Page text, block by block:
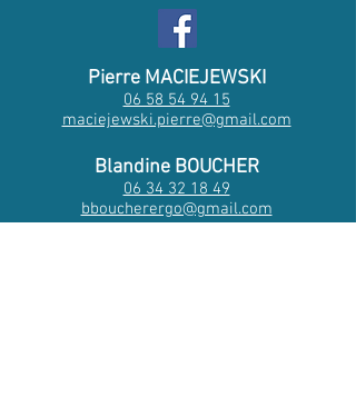
Pierre MACIEJEWSKI
06 58 54 94 15
maciejewski.pierre@gmail.com
Blandine BOUCHER
06 34 32 18 49
bboucherergo@gmail.com